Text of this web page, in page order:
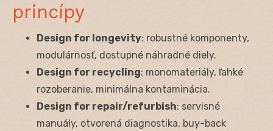
princípy
Design for longevity: robustné komponenty,
modulárnosť, dostupné náhradné diely.
Design for recycling: monomateriály, ľahké
rozoberanie, minimálna kontaminácia.
Design for repair/refurbish: servisné
manuály, otvorená diagnostika, buy-back